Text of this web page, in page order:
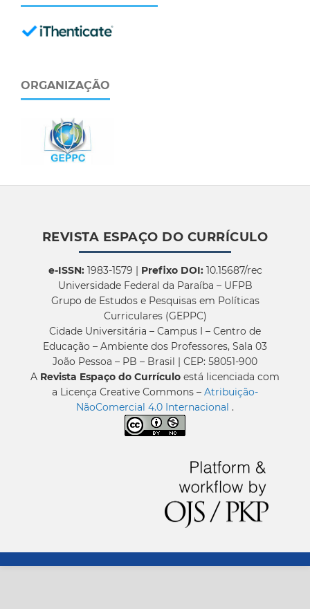
ORGANIZAÇÃO
REVISTA ESPAÇO DO CURRÍCULO
e-ISSN:1983-1579 | Prefixo DOI:10.15687/rec
Universidade Federal da Paraíba – UFPB
Grupo de Estudos e Pesquisas em Políticas
Curriculares (GEPPC)
Cidade Universitária – Campus I – Centro de
Educação – Ambiente dos Professores, Sala 03
João Pessoa – PB – Brasil | CEP: 58051-900
A Revista Espaço do Currículo está licenciada com
a Licença Creative Commons – Atribuição-
NãoComercial 4.0 Internacional .